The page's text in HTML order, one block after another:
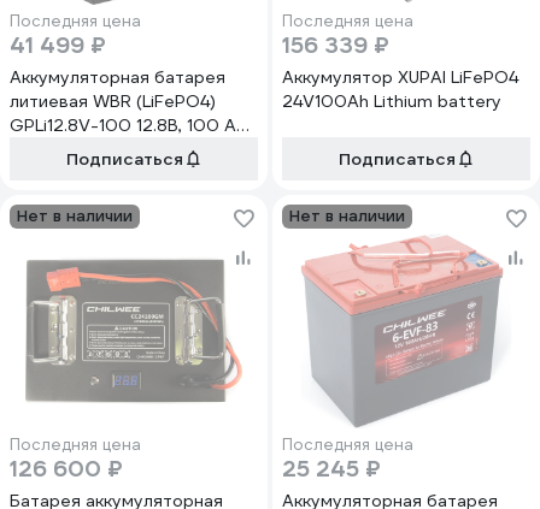
Последняя цена
41 499 ₽
Аккумуляторная батарея
литиевая WBR (LiFePO4)
GPLi12.8V-100 12.8В, 100 Ач
УТ-00002398
Подписаться
Последняя цена
156 339 ₽
Аккумулятор XUPAI LiFePO4
24V100Ah Lithium battery
Подписаться
Нет в наличии
Последняя цена
126 600 ₽
Батарея аккумуляторная
Нет в наличии
Последняя цена
25 245 ₽
Аккумуляторная батарея